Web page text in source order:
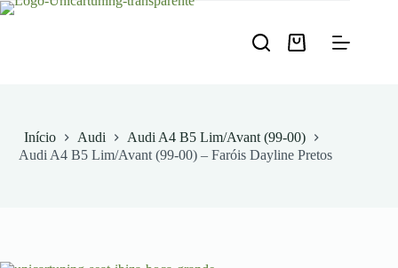
Pular
Carrinho
Início Audi
Audi A4 B5 Lim/Avant (99-00)
Audi A4 B5 Lim/Avant (99-00) – Faróis Dayline Pretos